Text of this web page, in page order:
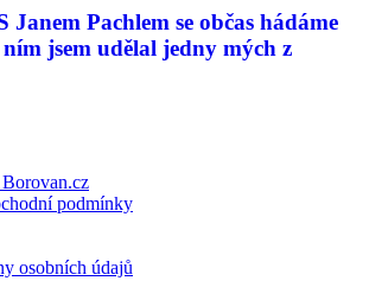
Janem Pachlem se občas hádáme
jsem udělal jedny mých z
podmínky
osobních údajů